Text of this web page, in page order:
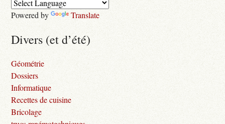
Powered by Translate
Divers (et d’été)
Géométrie
Dossiers
Informatique
Recettes de cuisine
Bricolage